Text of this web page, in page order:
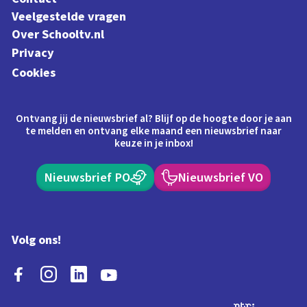
Veelgestelde vragen
Over Schooltv.nl
Privacy
Cookies
Ontvang jij de nieuwsbrief al? Blijf op de hoogte door je aan
te melden en ontvang elke maand een nieuwsbrief naar
keuze in je inbox!
Nieuwsbrief PO Nieuwsbrief VO
Volg ons!